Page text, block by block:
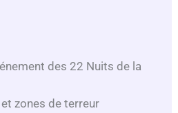
des 22 Nuits de la
zones de terreur